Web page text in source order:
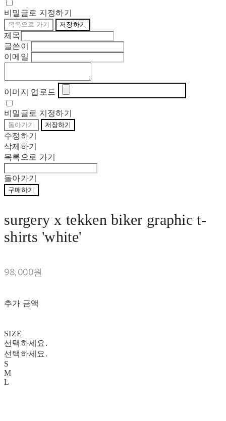
비밀글로 지정하기
목록으로 가기 저장하기
제목
글쓴이
이메일
이미지 업로드
비밀글로 지정하기
돌아가기 저장하기
수정하기
삭제하기
목록으로 가기
돌아가기
구매하기
surgery x tekken biker graphic t-
shirts 'white'
98,000원
추가 금액
SIZE
선택하세요.
선택하세요.
S
M
L